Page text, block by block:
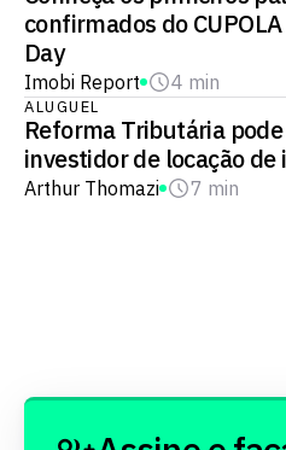
confirmados do
Day
Imobi Report 4 min
ALUGUEL
Reforma Tributária
investidor de locação de
Arthur Thomazi 7 min